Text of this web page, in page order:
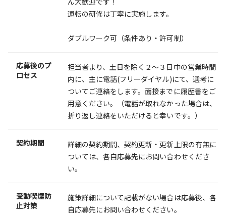
運転の研修は丁寧に実施します。
ダブルワーク可（条件あり・許可制）
応募後のプ
ロセス
担当者より、土日を除く２～３日中の営業時間
内に、主に電話(フリーダイヤル)にて、選考に
ついてご連絡をします。面接までに履歴書をご
用意ください。（電話が取れなかった場合は、
折り返し連絡をいただけると幸いです。）
契約期間
詳細の契約期間、契約更新・更新上限の有無に
ついては、各自応募先にお問い合わせくださ
い。
受動喫煙防
止対策
施策詳細について記載がない場合は応募後、各
自応募先にお問い合わせください。